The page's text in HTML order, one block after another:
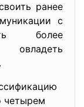
ранее
с
более
четырем